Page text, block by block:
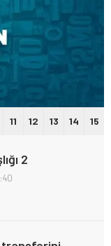
11 12 13 14 15
2